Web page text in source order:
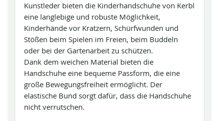
Kunstleder bieten die Kinderhandschuhe von Kerbl
eine langlebige und robuste Möglichkeit,
Kinderhände vor Kratzern, Schürfwunden und
Stößen beim Spielen im Freien, beim Buddeln
oder bei der Gartenarbeit zu schützen.
Dank dem weichen Material bieten die
Handschuhe eine bequeme Passform, die eine
große Bewegungsfreiheit ermöglicht. Der
elastische Bund sorgt dafür, dass die Handschuhe
nicht verrutschen.